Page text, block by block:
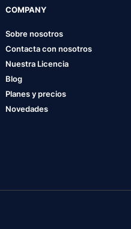
COMPANY
Sobre nosotros
Contacta con nosotros
Nuestra Licencia
Blog
Planes y precios
Novedades